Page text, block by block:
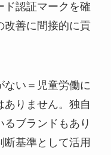
ド認証マークを確
改善に間接的に貢
ない＝児童労働に
りません。独自
ブランドもあり
断基準として活用